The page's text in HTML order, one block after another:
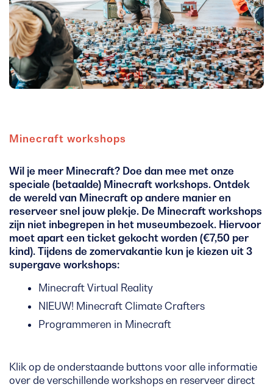
Minecraft workshops
Wil je meer Minecraft? Doe dan mee met onze
speciale (betaalde) Minecraft workshops. Ontdek
de wereld van Minecraft op andere manier en
reserveer snel jouw plekje. De Minecraft workshops
zijn niet inbegrepen in het museumbezoek. Hiervoor
moet apart een ticket gekocht worden (€7,50 per
kind). Tijdens de zomervakantie kun je kiezen uit 3
supergave workshops:
Minecraft Virtual Reality
NIEUW! Minecraft Climate Crafters
Programmeren in Minecraft
Klik op de onderstaande buttons voor alle informatie
over de verschillende workshops en reserveer direct